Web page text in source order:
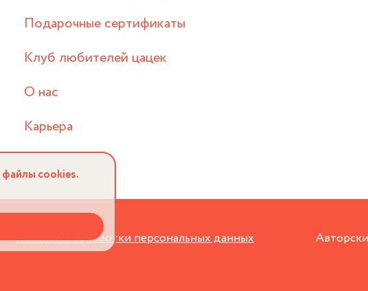
Подарочные сертификаты
Клуб любителей цацек
О нас
Карьера
Политика обработки персональных данных
файлы cookies.